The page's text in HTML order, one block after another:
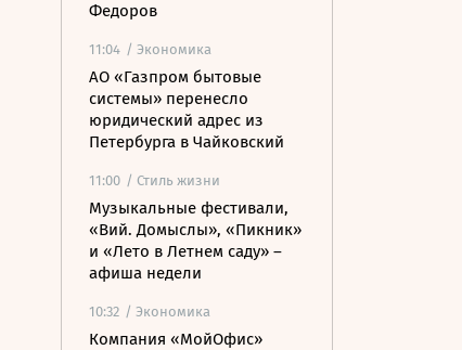
Федоров
11:04 / Экономика
АО «Газпром бытовые
системы» перенесло
юридический адрес из
Петербурга в Чайковский
11:00 / Стиль жизни
Музыкальные фестивали,
«Вий. Домыслы», «Пикник»
и «Лето в Летнем саду» –
афиша недели
10:32 / Экономика
Компания «МойОфис»